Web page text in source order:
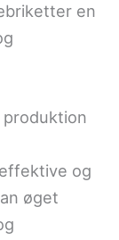
en
og
øget